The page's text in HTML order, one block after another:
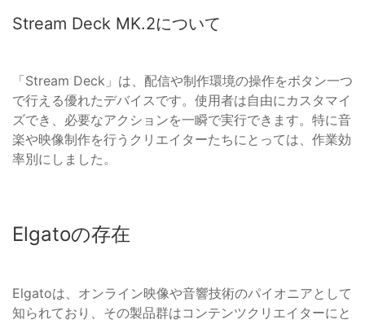
Stream Deck MK.2について
「Stream Deck」は、配信や制作環境の操作をボタン一つ
で行える優れたデバイスです。使用者は自由にカスタマイ
ズでき、必要なアクションを一瞬で実行できます。特に音
楽や映像制作を行うクリエイターたちにとっては、作業効
率別にしました。
Elgatoの存在
Elgatoは、オンライン映像や音響技術のパイオニアとして
知られており、その製品群はコンテンツクリエイターにと